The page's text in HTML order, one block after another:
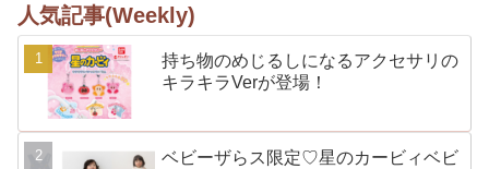
人気記事(Weekly)
持ち物のめじるしになるアクセサリの
キラキラVerが登場！
ベビーザらス限定♡星のカービィベビ